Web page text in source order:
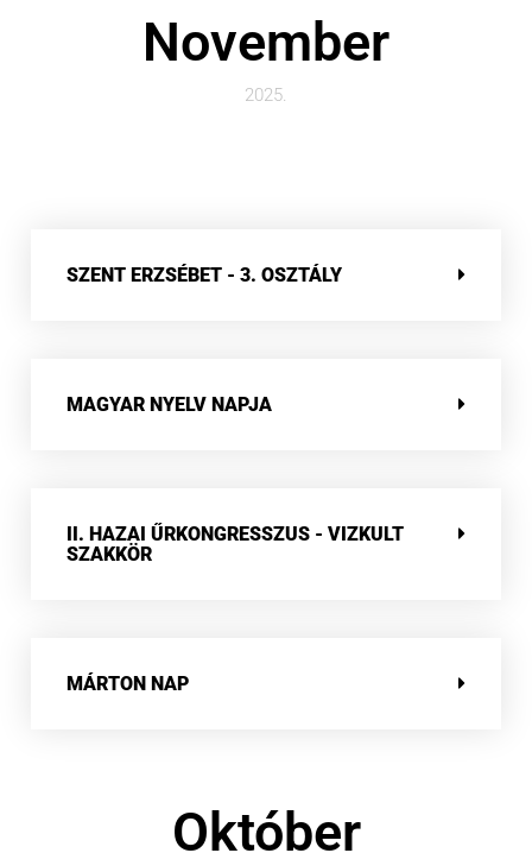
November
2025.
SZENT ERZSÉBET - 3. OSZTÁLY
MAGYAR NYELV NAPJA
II. HAZAI ŰRKONGRESSZUS - VIZKULT
SZAKKÖR
MÁRTON NAP
Október